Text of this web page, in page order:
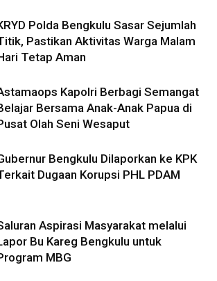
Polda Bengkulu Sasar Sejumlah
Pastikan Aktivitas Warga Malam
Tetap Aman
Kapolri Berbagi Semangat
Bersama Anak-Anak Papua di
Olah Seni Wesaput
Bengkulu Dilaporkan ke KPK
Dugaan Korupsi PHL PDAM
Aspirasi Masyarakat melalui
Bu Kareg Bengkulu untuk
MBG